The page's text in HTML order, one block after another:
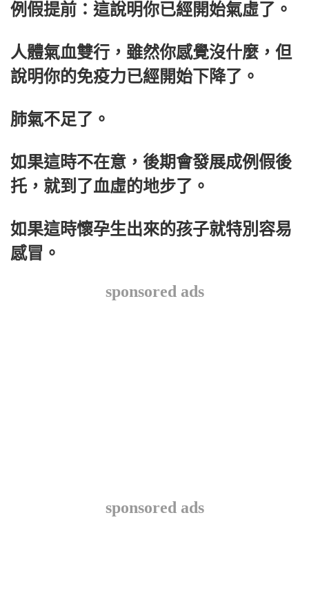
例假提前：這說明你已經開始氣虛了。
人體氣血雙行，雖然你感覺沒什麼，但
說明你的免疫力已經開始下降了。
肺氣不足了。
如果這時不在意，後期會發展成例假後
托，就到了血虛的地步了。
如果這時懷孕生出來的孩子就特別容易
感冒。
sponsored ads
sponsored ads